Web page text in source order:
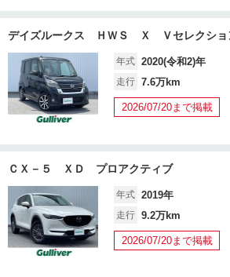
デイズルークス ＨＷＳ Ｘ Ｖセレクショ
年式 2020(令和2)年
走行 7.6万km
2026/07/20まで掲載
ＣＸ－５ ＸＤ プロアクティブ
年式 2019年
走行 9.2万km
2026/07/20まで掲載